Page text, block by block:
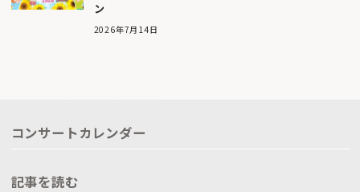
ン
2026年7月14日
コンサートカレンダー
記事を読む